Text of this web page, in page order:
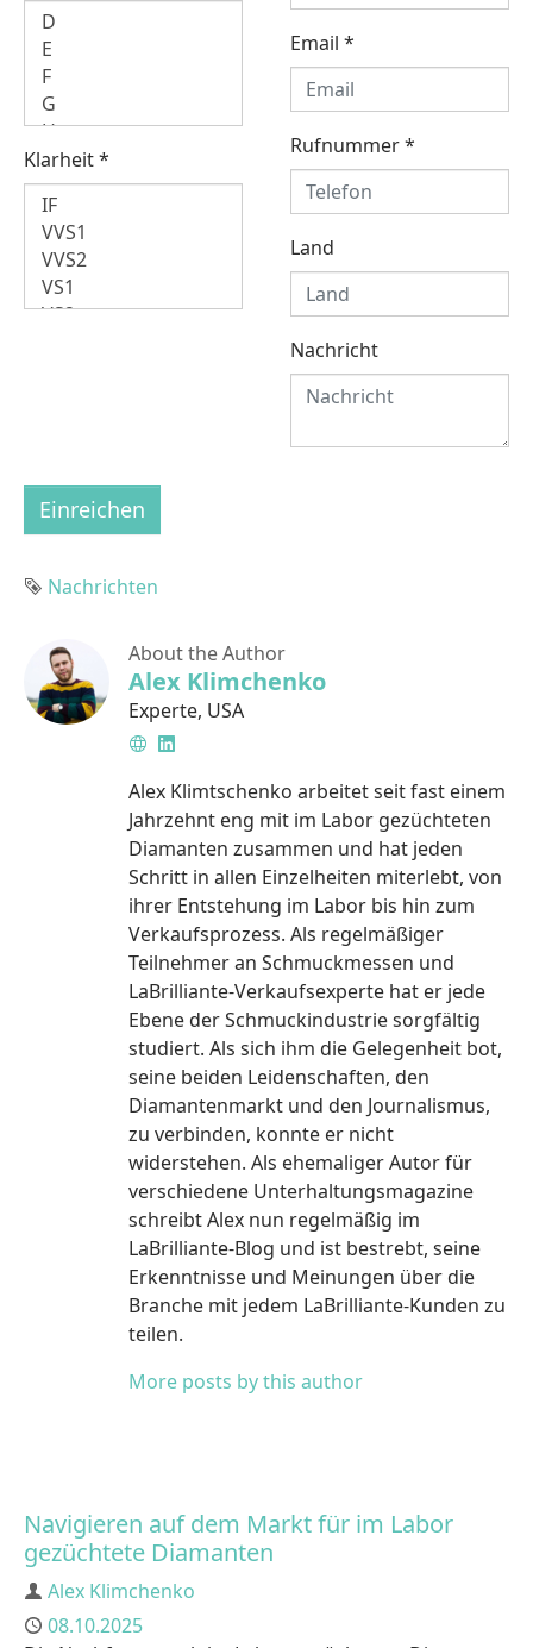
Klarheit*
Email *
Rufnummer*
Land
Nachricht
Einreichen
Tag
Nachrichten
About the Author
Alex Klimchenko
Experte, USA
WebsiteLinkedIn
Alex Klimtschenko arbeitet seit fast einem
Jahrzehnt eng mit im Labor gezüchteten
Diamanten zusammen und hat jeden
Schritt in allen Einzelheiten miterlebt, von
ihrer Entstehung im Labor bis hin zum
Verkaufsprozess. Als regelmäßiger
Teilnehmer an Schmuckmessen und
LaBrilliante-Verkaufsexperte hat er jede
Ebene der Schmuckindustrie sorgfältig
studiert. Als sich ihm die Gelegenheit bot,
seine beiden Leidenschaften, den
Diamantenmarkt und den Journalismus,
zu verbinden, konnte er nicht
widerstehen. Als ehemaliger Autor für
verschiedene Unterhaltungsmagazine
schreibt Alex nun regelmäßig im
LaBrilliante-Blog und ist bestrebt, seine
Erkenntnisse und Meinungen über die
Branche mit jedem LaBrilliante-Kunden zu
teilen.
More posts by this author
Navigieren auf dem Markt für im Labor
gezüchtete Diamanten
Author
Alex Klimchenko
Published
08.10.2025